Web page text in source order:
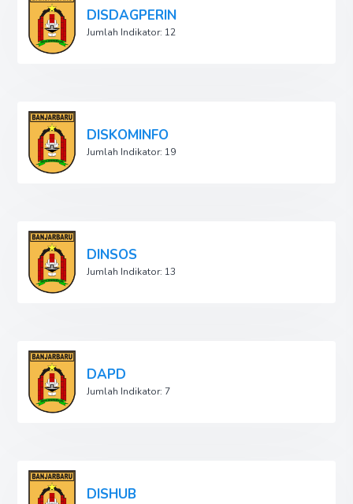
DISDAGPERIN
Jumlah Indikator: 12
DISKOMINFO
Jumlah Indikator: 19
DINSOS
Jumlah Indikator: 13
DAPD
Jumlah Indikator: 7
DISHUB